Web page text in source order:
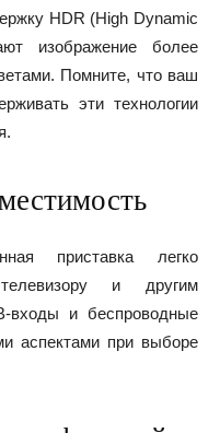
HDR (High Dynamic
изображение более
Помните, что ваш
эти технологии
приставка легко
и другим
входы и беспроводные
аспектами при выборе